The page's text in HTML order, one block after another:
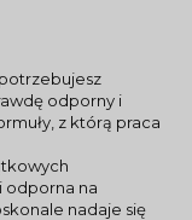
odporny i
z którą praca
odporna na
nadaje się